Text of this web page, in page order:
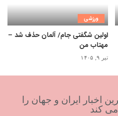
ورزشی
اولین شگفتی جام/ آلمان حذف شد –
مهتاب من
تیر ۹, ۱۴۰۵
اخبار ایران و جهان را
کند